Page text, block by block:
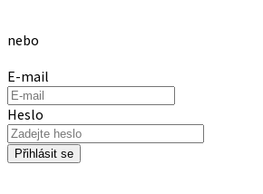
nebo
E-mail
Heslo
Přihlásit se